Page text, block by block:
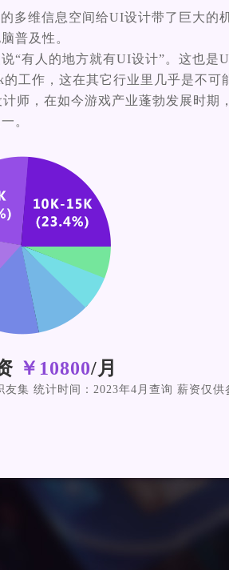
多维信息空间给UI设计带了巨大的
普及性。
“有人的地方就有UI设计”。这也是
工作，这在其它行业里几乎是不可
师，在如今游戏产业蓬勃发展时期
。
￥10800/月
友集 统计时间：2023年4月查询 薪资仅